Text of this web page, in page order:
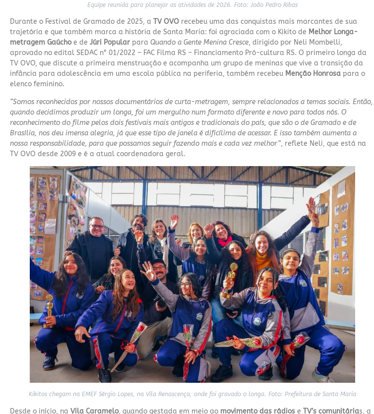
Equipe reunida para planejar as atividades de 2026. Foto: João Pedro Ribas
Durante o Festival de Gramado de 2025, a TV OVO recebeu uma das conquistas mais marcantes de sua
trajetória e que também marca a história de Santa Maria: foi agraciada com o Kikito de Melhor Longa-
metragem Gaúchoe de Júri Popular para Quando a Gente Menina Cresce, dirigido por Neli Mombelli,
aprovado no edital SEDAC n° 01/2022 – FAC Filma RS – Financiamento Pró-cultura RS. O primeiro longa da
TV OVO, que discute a primeira menstruação e acompanha um grupo de meninas que vive a transição da
infância para adolescência em uma escola pública na periferia, também recebeu Menção Honrosa para o
elenco feminino.
“Somos reconhecidos por nossos documentários de curta-metragem, sempre relacionados a temas sociais. Então,
quando decidimos produzir um longa, foi um mergulho num formato diferente e novo para todos nós. O
reconhecimento do filme pelos dois festivais mais antigos e tradicionais do país, que são o de Gramado e de
Brasília, nos deu imensa alegria, já que esse tipo de janela é dificílima de acessar. E isso também aumenta a
nossa responsabilidade, para que possamos seguir fazendo mais e cada vez melhor”, reflete Neli, que está na
TV OVO desde 2009 e é a atual coordenadora geral.
Kikitos chegam na EMEF Sérgio Lopes, na Vila Renascença, onde foi gravado o longa. Foto: Prefeitura de Santa Maria
Desde o início, na Vila Caramelo, quando gestada em meio ao movimento das rádios e TV’s comunitárias, a